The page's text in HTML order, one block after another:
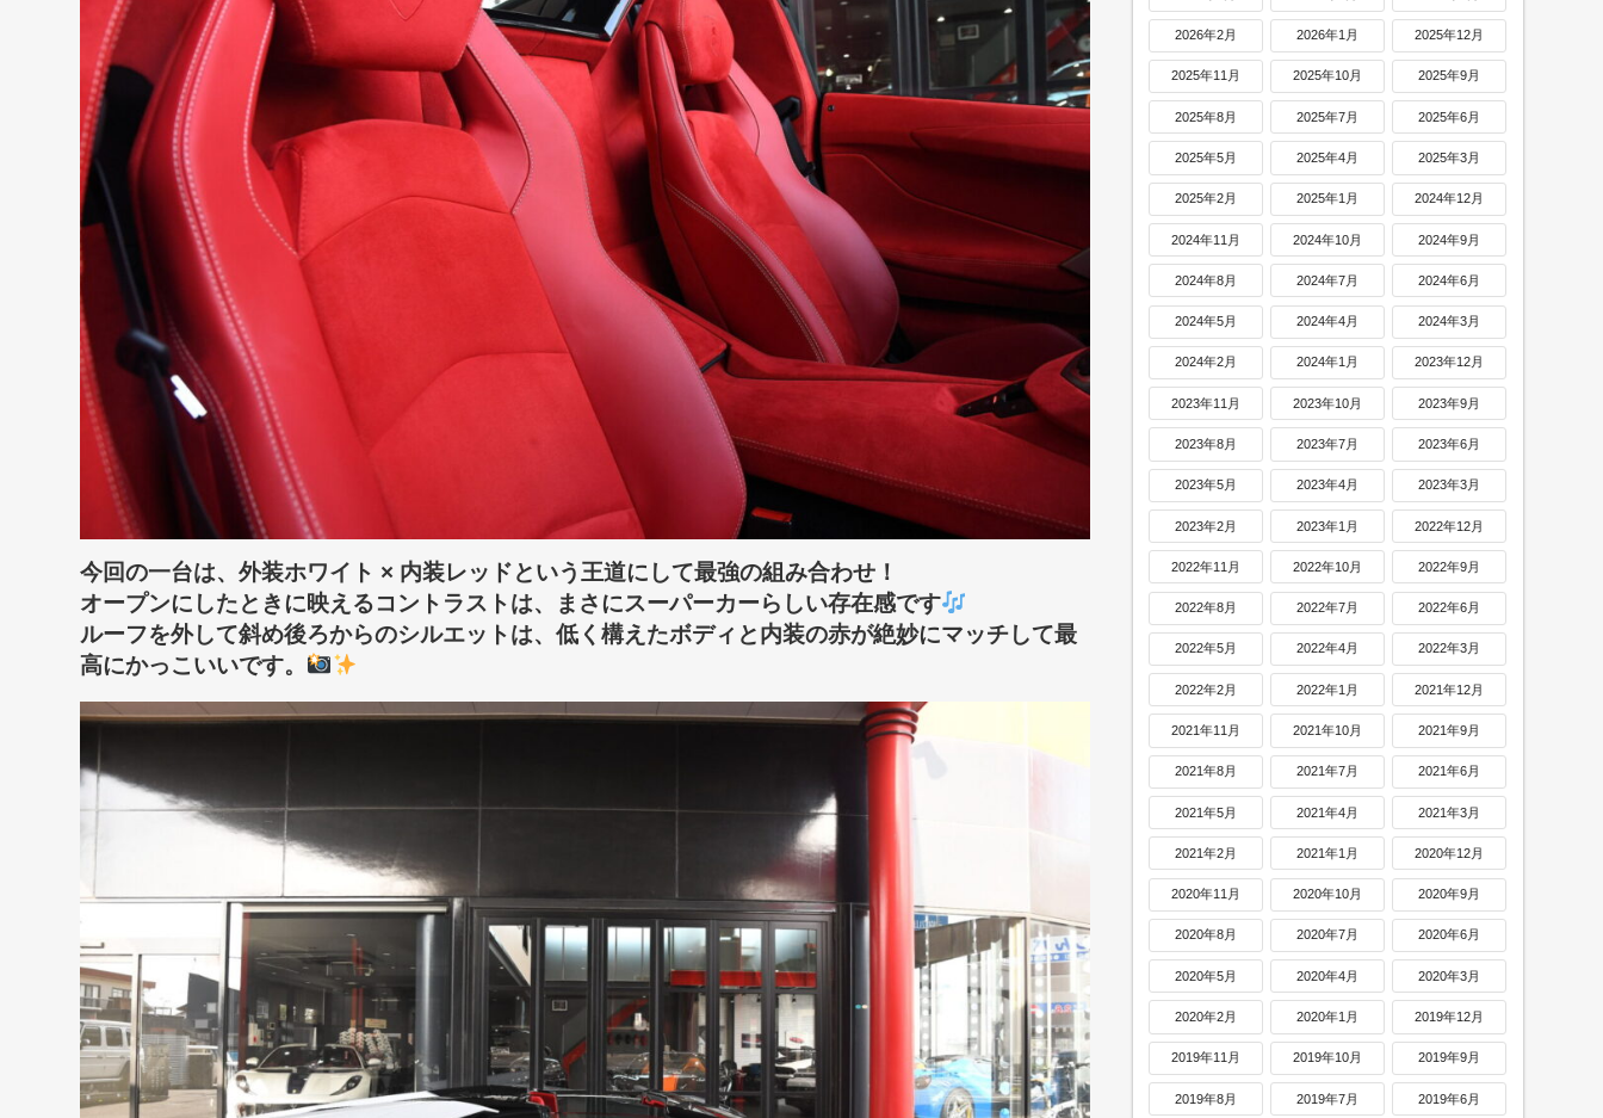
今回の一台は、外装ホワイト × 内装レッドという王道にして最強の組み合わせ！
オープンにしたときに映えるコントラストは、まさにスーパーカーらしい存在感です
ルーフを外して斜め後ろからのシルエットは、低く構えたボディと内装の赤が絶妙にマッチして最
高にかっこいいです。
2026年2月 2026年1月 2025年12月
2025年11月 2025年10月 2025年9月
2025年8月 2025年7月 2025年6月
2025年5月 2025年4月 2025年3月
2025年2月 2025年1月 2024年12月
2024年11月 2024年10月 2024年9月
2024年8月 2024年7月 2024年6月
2024年5月 2024年4月 2024年3月
2024年2月 2024年1月 2023年12月
2023年11月 2023年10月 2023年9月
2023年8月 2023年7月 2023年6月
2023年5月 2023年4月 2023年3月
2023年2月 2023年1月 2022年12月
2022年11月 2022年10月 2022年9月
2022年8月 2022年7月 2022年6月
2022年5月 2022年4月 2022年3月
2022年2月 2022年1月 2021年12月
2021年11月 2021年10月 2021年9月
2021年8月 2021年7月 2021年6月
2021年5月 2021年4月 2021年3月
2021年2月 2021年1月 2020年12月
2020年11月 2020年10月 2020年9月
2020年8月 2020年7月 2020年6月
2020年5月 2020年4月 2020年3月
2020年2月 2020年1月 2019年12月
2019年11月 2019年10月 2019年9月
2019年8月 2019年7月 2019年6月